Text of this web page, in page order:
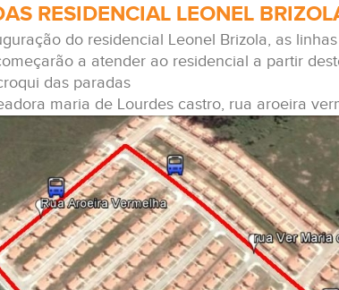
RESIDENCIAL LEONEL
do residencial Leonel Brizola, as
a atender ao residencial a partir
das paradas
maria de Lourdes castro, rua aroeira